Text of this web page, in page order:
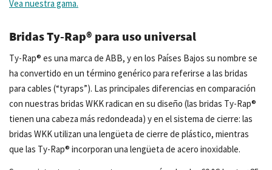
Vea nuestra gama.
Bridas Ty-Rap® para uso universal
Ty-Rap® es una marca de ABB, y en los Países Bajos su nombre se
ha convertido en un término genérico para referirse a las bridas
para cables (“tyraps”). Las principales diferencias en comparación
con nuestras bridas WKK radican en su diseño (las bridas Ty-Rap®
tienen una cabeza más redondeada) y en el sistema de cierre: las
bridas WKK utilizan una lengüeta de cierre de plástico, mientras
que las Ty-Rap® incorporan una lengüeta de acero inoxidable.